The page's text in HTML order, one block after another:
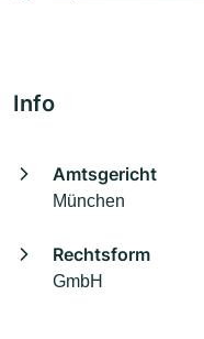
Info
Amtsgericht
München
Rechtsform
GmbH